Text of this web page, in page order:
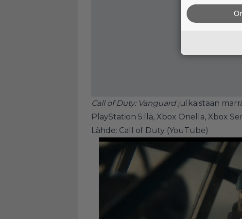
Call of Duty: Vanguardjulkaistaan
PlayStation 5:llä, Xbox Onella, Xbox
Lähde: Call of Duty (YouTube)